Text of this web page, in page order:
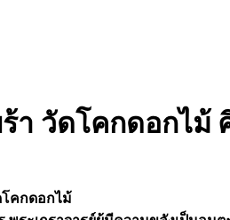
า วัดโคกดอกไม้
คกดอกไม้